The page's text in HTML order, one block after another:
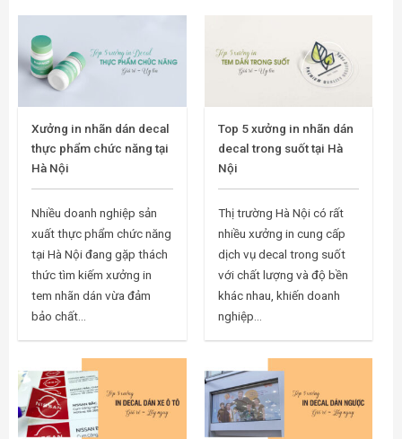
Xưởng in nhãn dán decal
thực phẩm chức năng tại
Hà Nội
Nhiều doanh nghiệp sản
xuất thực phẩm chức năng
tại Hà Nội đang gặp thách
thức tìm kiếm xưởng in
tem nhãn dán vừa đảm
bảo chất...
Top 5 xưởng in nhãn dán
decal trong suốt tại Hà
Nội
Thị trường Hà Nội có rất
nhiều xưởng in cung cấp
dịch vụ decal trong suốt
với chất lượng và độ bền
khác nhau, khiến doanh
nghiệp...